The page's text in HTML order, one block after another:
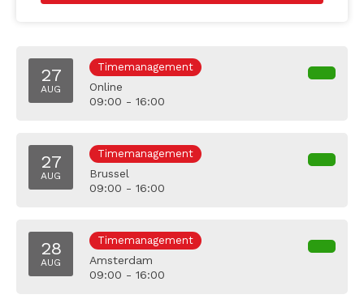
27
AUG
Timemanagement
Online
09:00 - 16:00
27
AUG
Timemanagement
Brussel
09:00 - 16:00
28
AUG
Timemanagement
Amsterdam
09:00 - 16:00